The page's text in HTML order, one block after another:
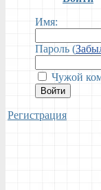
Имя:
Пароль (
Чужой
Войти
Регистрация